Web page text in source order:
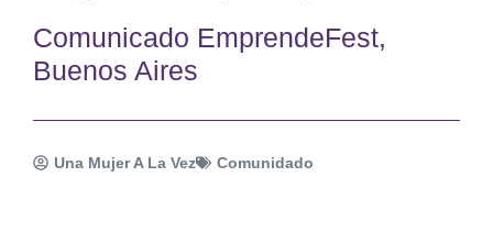
Comunicado EmprendeFest,
Buenos Aires
Una Mujer A La Vez Comunidado